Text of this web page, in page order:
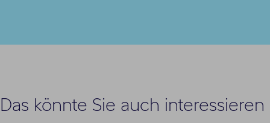
Das könnte Sie auch interessieren